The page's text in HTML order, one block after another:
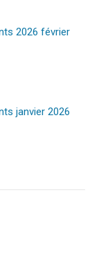
2026 février
janvier 2026